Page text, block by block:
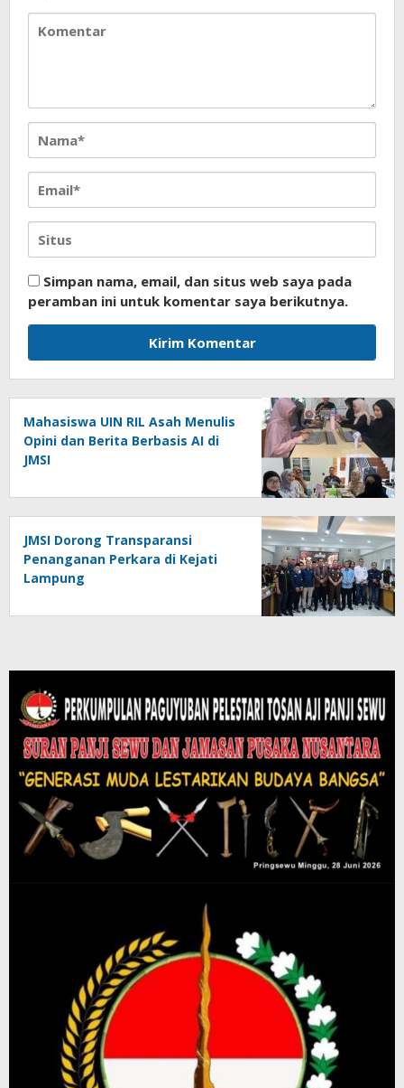
Simpan nama, email, dan situs web saya pada
peramban ini untuk komentar saya berikutnya.
Mahasiswa UIN RIL Asah Menulis
Opini dan Berita Berbasis AI di
JMSI
JMSI Dorong Transparansi
Penanganan Perkara di Kejati
Lampung